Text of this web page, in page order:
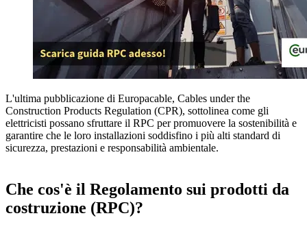
L'ultima pubblicazione di Europacable, Cables under the
Construction Products Regulation (CPR), sottolinea come gli
elettricisti possano sfruttare il RPC per promuovere la sostenibilità e
garantire che le loro installazioni soddisfino i più alti standard di
sicurezza, prestazioni e responsabilità ambientale.
Che cos'è il Regolamento sui prodotti da
costruzione (RPC)?